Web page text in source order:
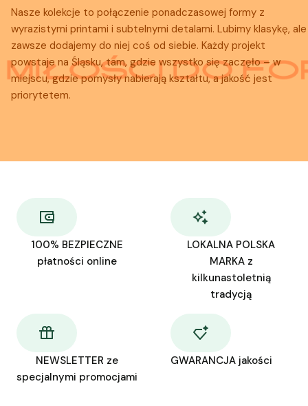
Nasze kolekcje to połączenie ponadczasowej formy z
wyrazistymi printami i subtelnymi detalami. Lubimy klasykę, ale
zawsze dodajemy do niej coś od siebie. Każdy projekt
powstaje na Śląsku, tam, gdzie wszystko się zaczęło – w
miejscu, gdzie pomysły nabierają kształtu, a jakość jest
priorytetem.
100% BEZPIECZNE
płatności online
LOKALNA POLSKA
MARKA z
kilkunastoletnią
tradycją
NEWSLETTER ze
specjalnymi promocjami
GWARANCJA jakości